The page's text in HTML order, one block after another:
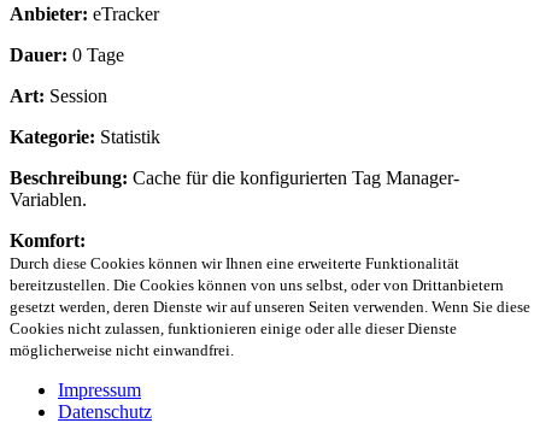
Anbieter: eTracker
Dauer: 0 Tage
Art: Session
Kategorie: Statistik
Beschreibung: Cache für die konfigurierten Tag Manager-
Variablen.
Komfort:
Durch diese Cookies können wir Ihnen eine erweiterte Funktionalität
bereitzustellen. Die Cookies können von uns selbst, oder von Drittanbietern
gesetzt werden, deren Dienste wir auf unseren Seiten verwenden. Wenn Sie diese
Cookies nicht zulassen, funktionieren einige oder alle dieser Dienste
möglicherweise nicht einwandfrei.
Impressum
Datenschutz